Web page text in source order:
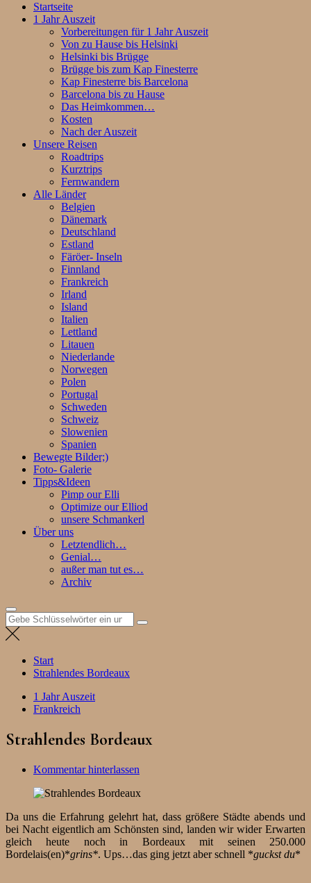
Startseite
1 Jahr Auszeit
Vorbereitungen für 1 Jahr Auszeit
Von zu Hause bis Helsinki
Helsinki bis Brügge
Brügge bis zum Kap Finesterre
Kap Finesterre bis Barcelona
Barcelona bis zu Hause
Das Heimkommen…
Kosten
Nach der Auszeit
Unsere Reisen
Roadtrips
Kurztrips
Fernwandern
Alle Länder
Belgien
Dänemark
Deutschland
Estland
Färöer- Inseln
Finnland
Frankreich
Irland
Island
Italien
Lettland
Litauen
Niederlande
Norwegen
Polen
Portugal
Schweden
Schweiz
Slowenien
Spanien
Bewegte Bilder;)
Foto- Galerie
Tipps&Ideen
Pimp our Elli
Optimize our Elliod
unsere Schmankerl
Über uns
Letztendlich…
Genial…
außer man tut es…
Archiv
Suchen
nach:
Start
Strahlendes Bordeaux
1 Jahr Auszeit
Frankreich
Strahlendes Bordeaux
Kommentar hinterlassen
Da uns die Erfahrung gelehrt hat, dass größere Städte abends und
bei Nacht eigentlich am Schönsten sind, landen wir wider Erwarten
gleich heute noch in Bordeaux mit seinen 250.000
Bordelais(en)*grins*. Ups…das ging jetzt aber schnell *guckst du*